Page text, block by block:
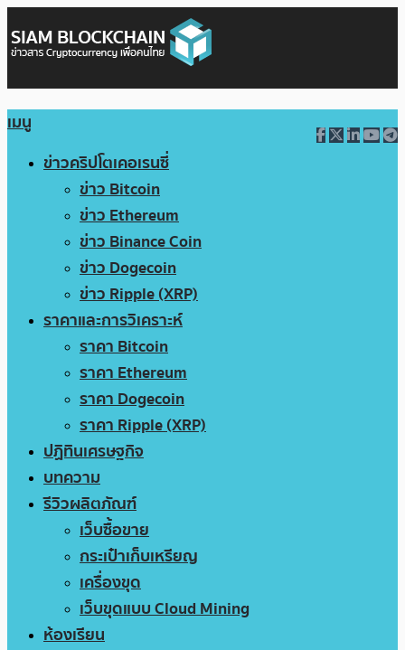
เมนู
ข่าวคริปโตเคอเรนซี่
ข่าว Bitcoin
ข่าว Ethereum
ข่าว Binance Coin
ข่าว Dogecoin
ข่าว Ripple (XRP)
ราคาและการวิเคราะห์
ราคา Bitcoin
ราคา Ethereum
ราคา Dogecoin
ราคา Ripple (XRP)
ปฏิทินเศรษฐกิจ
บทความ
รีวิวผลิตภัณฑ์
เว็บซื้อขาย
กระเป๋าเก็บเหรียญ
เครื่องขุด
เว็บขุดแบบ Cloud Mining
ห้องเรียน